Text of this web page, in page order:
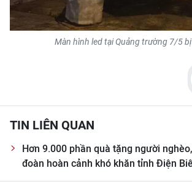
Màn hình led tại Quảng trường 7/5 bị
TIN LIÊN QUAN
Hơn 9.000 phần quà tặng người
đoàn hoàn cảnh khó khăn tỉnh Điện